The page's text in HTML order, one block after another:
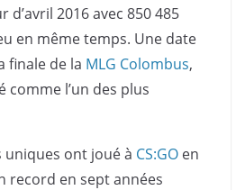
d’avril 2016 avec 850 485
en même temps. Une date
finale de la MLG Colombus,
comme l’un des plus
uniques ont joué à CS:GO en
record en sept années